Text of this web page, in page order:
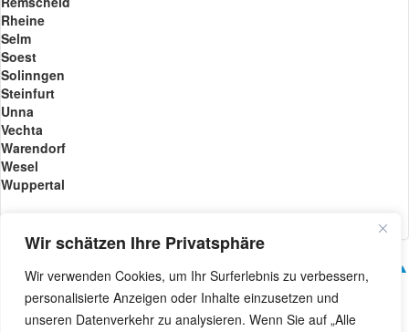
Wir schätzen Ihre Privatsphäre
Wir verwenden Cookies, um Ihr Surferlebnis zu verbessern,
personalisierte Anzeigen oder Inhalte einzusetzen und
unseren Datenverkehr zu analysieren. Wenn Sie auf „Alle
Rheine
Selm
Soest
Solinngen
Steinfurt
Unna
Vechta
Warendorf
Wesel
Wuppertal
▲ Nach oben ▲
© 2013-2021 Ril Limoservice • Datenschutz